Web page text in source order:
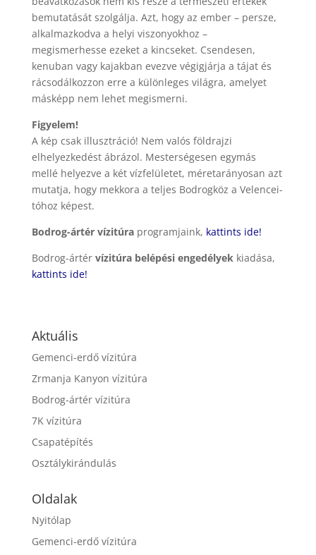
bemutatását szolgálja. Azt, hogy az ember – persze,
alkalmazkodva a helyi viszonyokhoz –
megismerhesse ezeket a kincseket. Csendesen,
kenuban vagy kajakban evezve végigjárja a tájat és
rácsodálkozzon erre a különleges világra, amelyet
másképp nem lehet megismerni.
Figyelem!
A kép csak illusztráció! Nem valós földrajzi
elhelyezkedést ábrázol. Mesterségesen egymás
mellé helyezve a két vízfelületet, méretarányosan azt
mutatja, hogy mekkora a teljes Bodrogköz a Velencei-
tóhoz képest.
Bodrog-ártér vízitúraprogramjaink, kattints ide!
Bodrog-ártér vízitúra belépési engedélyekkiadása,
kattints ide!
Aktuális
Gemenci-erdő vízitúra
Zrmanja Kanyon vízitúra
Bodrog-ártér vízitúra
7K vízitúra
Csapatépítés
Osztálykirándulás
Oldalak
Nyitólap
Gemenci-erdő vízitúra